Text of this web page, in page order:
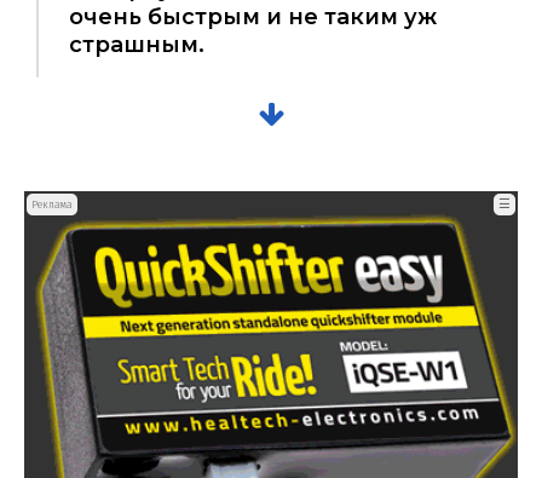
очень быстрым и не таким уж
страшным.
Реклама ☰